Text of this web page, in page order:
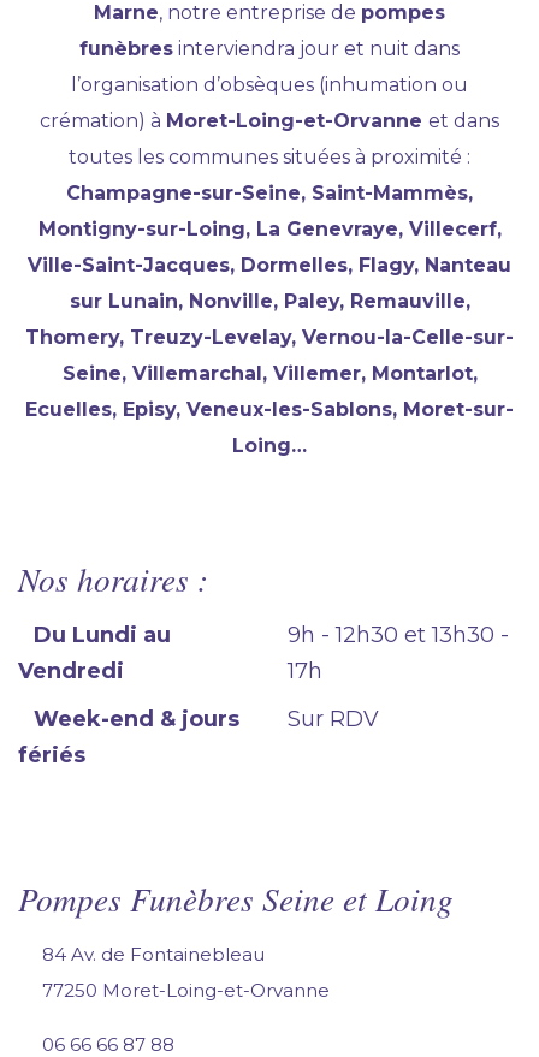
Marne, notre entreprise de pompes
funèbres interviendra jour et nuit dans
l’organisation d’obsèques (inhumation ou
crémation) à Moret-Loing-et-Orvanne et dans
toutes les communes situées à proximité :
Champagne-sur-Seine, Saint-Mammès,
Montigny-sur-Loing, La Genevraye, Villecerf,
Ville-Saint-Jacques, Dormelles, Flagy, Nanteau
sur Lunain, Nonville, Paley, Remauville,
Thomery, Treuzy-Levelay, Vernou-la-Celle-sur-
Seine, Villemarchal, Villemer, Montarlot,
Ecuelles, Episy, Veneux-les-Sablons, Moret-sur-
Loing…
Nos horaires :
Du Lundi au
Vendredi
9h - 12h30 et 13h30 -
17h
Week-end & jours
fériés
Sur RDV
Pompes Funèbres Seine et Loing
84 Av. de Fontainebleau
77250 Moret-Loing-et-Orvanne
06 66 66 87 88